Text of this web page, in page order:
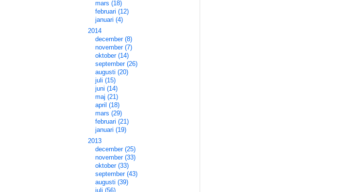
mars (18)
februari (12)
januari (4)
2014
december (8)
november (7)
oktober (14)
september (26)
augusti (20)
juli (15)
juni (14)
maj (21)
april (18)
mars (29)
februari (21)
januari (19)
2013
december (25)
november (33)
oktober (33)
september (43)
augusti (39)
juli (56)